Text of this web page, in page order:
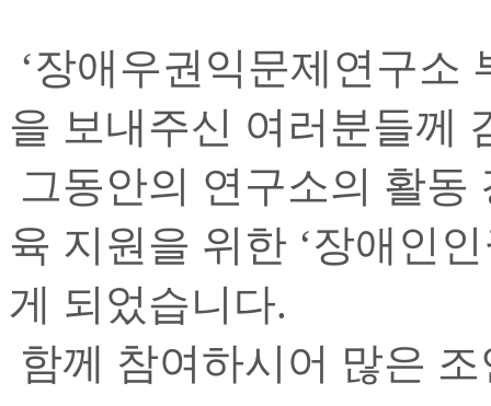
‘장애우권익문제연구소
을 보내주신 여러분들께
그동안의 연구소의 활동
육 지원을 위한 ‘장애인
게 되었습니다.
함께 참여하시어 많은